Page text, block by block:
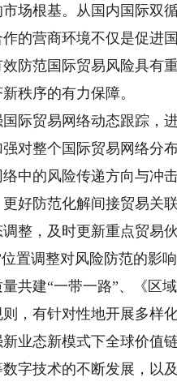
场根基。从国内国际双
的营商环境不仅是促进
防范国际贸易风险具有
秩序的有力保障。
贸易网络动态跟踪，进
对整个国际贸易网络分
中的风险传递方向与冲
更好防范化解间接贸易关
整，及时更新重点贸易
置调整对风险防范的影
共建“一带一路”、《区
，有针对性地开展多样
态新模式下全球价值链
字技术的不断发展，以